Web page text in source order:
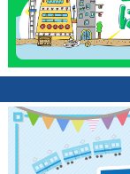
ランキング